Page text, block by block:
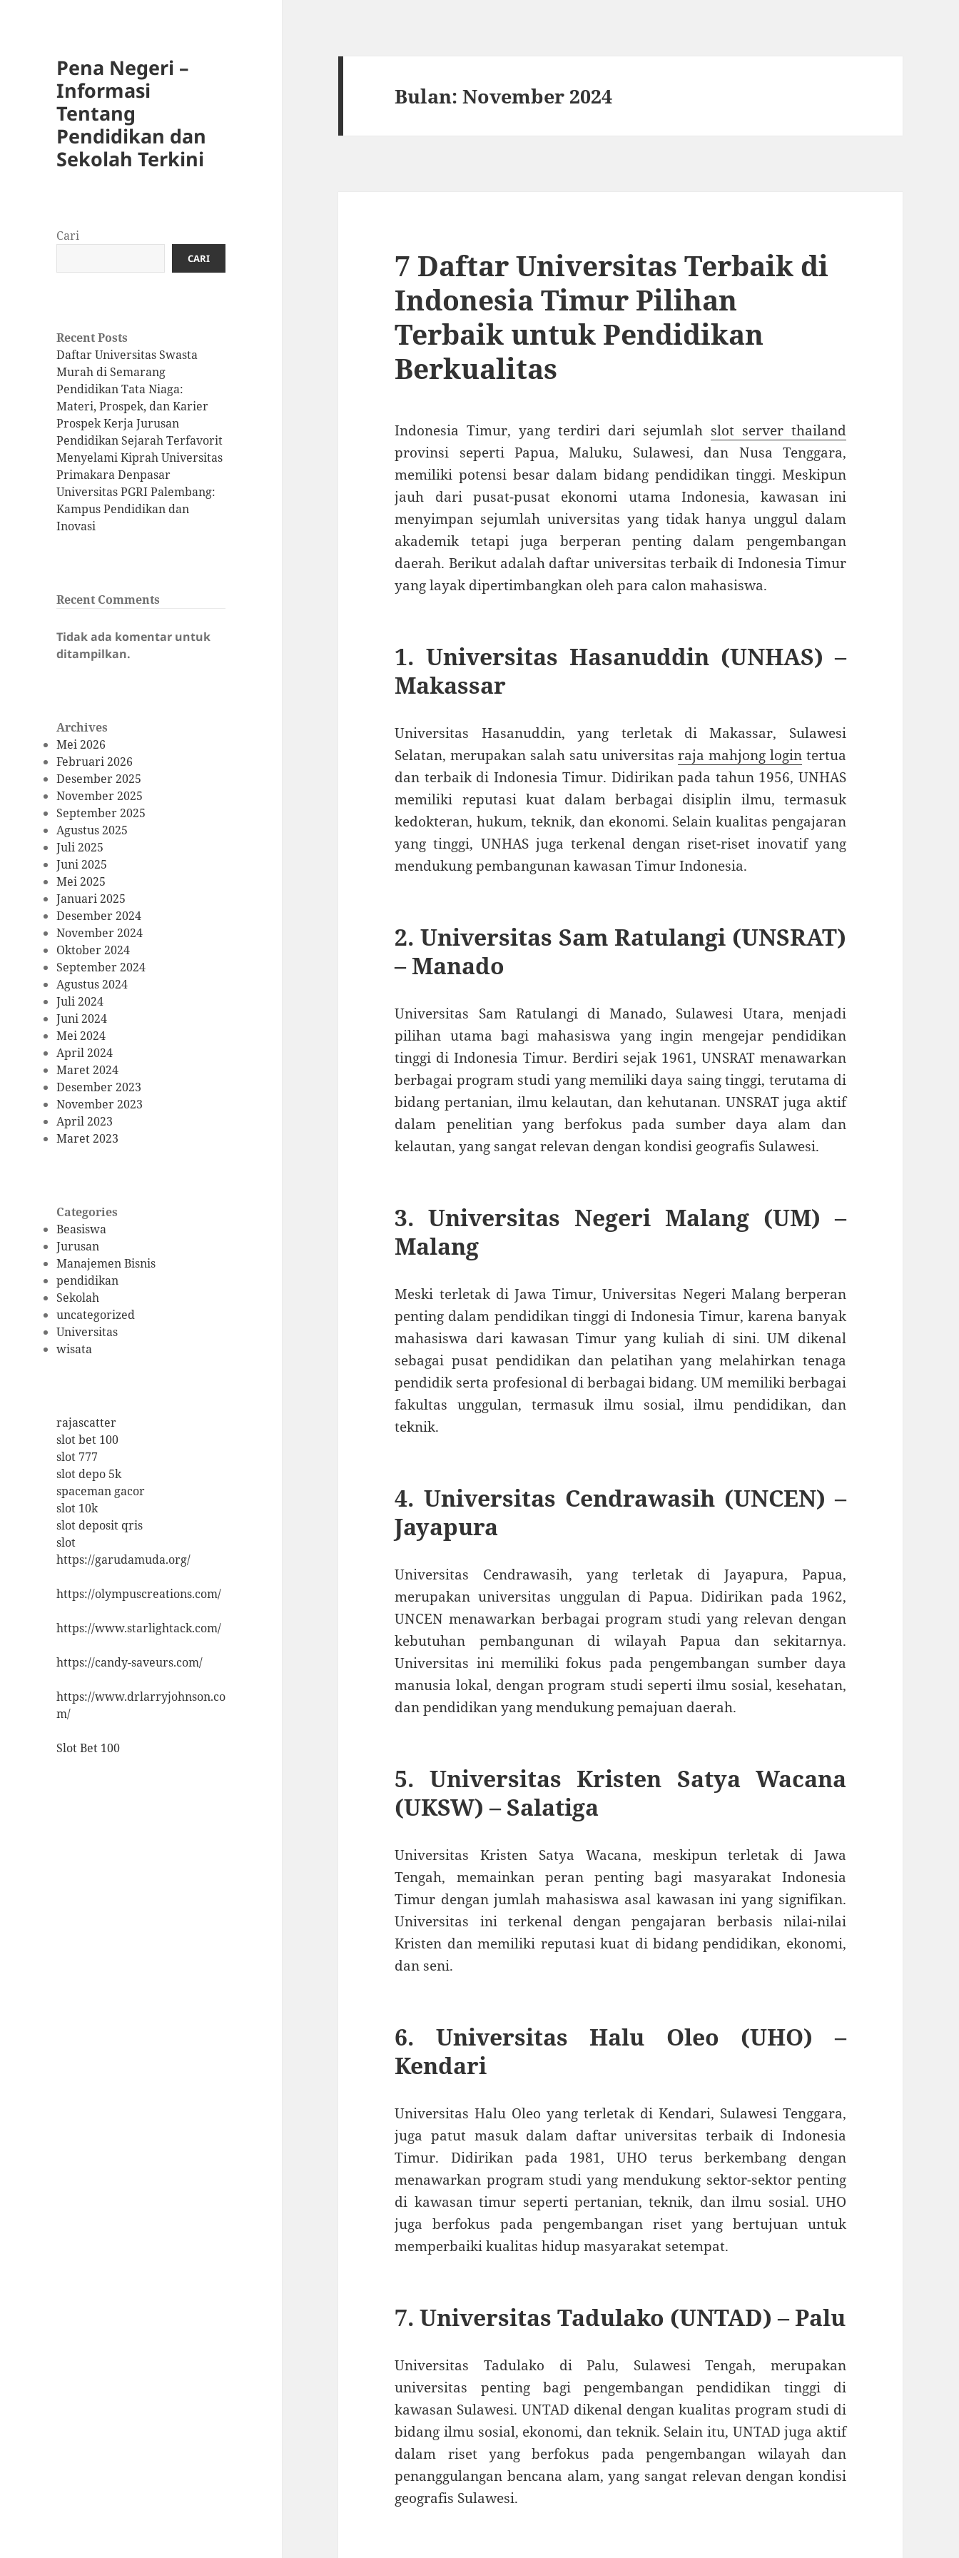
Pena Negeri –
Informasi
Tentang
Pendidikan dan
Sekolah Terkini
Cari
CARI
Recent Posts
Daftar Universitas Swasta
Murah di Semarang
Pendidikan Tata Niaga:
Materi, Prospek, dan Karier
Prospek Kerja Jurusan
Pendidikan Sejarah Terfavorit
Menyelami Kiprah Universitas
Primakara Denpasar
Universitas PGRI Palembang:
Kampus Pendidikan dan
Inovasi
Recent Comments
Tidak ada komentar untuk
ditampilkan.
Archives
Mei 2026
Februari 2026
Desember 2025
November 2025
September 2025
Agustus 2025
Juli 2025
Juni 2025
Mei 2025
Januari 2025
Desember 2024
November 2024
Oktober 2024
September 2024
Agustus 2024
Juli 2024
Juni 2024
Mei 2024
April 2024
Maret 2024
Desember 2023
November 2023
April 2023
Maret 2023
Categories
Beasiswa
Jurusan
Manajemen Bisnis
pendidikan
Sekolah
uncategorized
Universitas
wisata
rajascatter
slot bet 100
slot 777
slot depo 5k
spaceman gacor
slot 10k
slot deposit qris
slot
https://garudamuda.org/
https://olympuscreations.com/
https://www.starlightack.com/
https://candy-saveurs.com/
https://www.drlarryjohnson.co
m/
Slot Bet 100
Bulan:November 2024
7 Daftar Universitas Terbaik di
Indonesia Timur Pilihan
Terbaik untuk Pendidikan
Berkualitas
Indonesia Timur, yang terdiri dari sejumlah slot server thailand
provinsi seperti Papua, Maluku, Sulawesi, dan Nusa Tenggara,
memiliki potensi besar dalam bidang pendidikan tinggi. Meskipun
jauh dari pusat-pusat ekonomi utama Indonesia, kawasan ini
menyimpan sejumlah universitas yang tidak hanya unggul dalam
akademik tetapi juga berperan penting dalam pengembangan
daerah. Berikut adalah daftar universitas terbaik di Indonesia Timur
yang layak dipertimbangkan oleh para calon mahasiswa.
1. Universitas Hasanuddin (UNHAS) –
Makassar
Universitas Hasanuddin, yang terletak di Makassar, Sulawesi
Selatan, merupakan salah satu universitasraja mahjong login tertua
dan terbaik di Indonesia Timur. Didirikan pada tahun 1956, UNHAS
memiliki reputasi kuat dalam berbagai disiplin ilmu, termasuk
kedokteran, hukum, teknik, dan ekonomi. Selain kualitas pengajaran
yang tinggi, UNHAS juga terkenal dengan riset-riset inovatif yang
mendukung pembangunan kawasan Timur Indonesia.
2.Universitas Sam Ratulangi (UNSRAT)
– Manado
Universitas Sam Ratulangi di Manado, Sulawesi Utara, menjadi
pilihan utama bagi mahasiswa yang ingin mengejar pendidikan
tinggi di Indonesia Timur. Berdiri sejak 1961, UNSRAT menawarkan
berbagai program studi yang memiliki daya saing tinggi, terutama di
bidang pertanian, ilmu kelautan, dan kehutanan. UNSRAT juga aktif
dalam penelitian yang berfokus pada sumber daya alam dan
kelautan, yang sangat relevan dengan kondisi geografis Sulawesi.
3.Universitas Negeri Malang (UM) –
Malang
Meski terletak di Jawa Timur, Universitas Negeri Malang berperan
penting dalam pendidikan tinggi di Indonesia Timur, karena banyak
mahasiswa dari kawasan Timur yang kuliah di sini. UM dikenal
sebagai pusat pendidikan dan pelatihan yang melahirkan tenaga
pendidik serta profesional di berbagai bidang. UM memiliki berbagai
fakultas unggulan, termasuk ilmu sosial, ilmu pendidikan, dan
teknik.
4. Universitas Cendrawasih (UNCEN) –
Jayapura
Universitas Cendrawasih, yang terletak di Jayapura, Papua,
merupakan universitas unggulan di Papua. Didirikan pada 1962,
UNCEN menawarkan berbagai program studi yang relevan dengan
kebutuhan pembangunan di wilayah Papua dan sekitarnya.
Universitas ini memiliki fokus pada pengembangan sumber daya
manusia lokal, dengan program studi seperti ilmu sosial, kesehatan,
dan pendidikan yang mendukung pemajuan daerah.
5. Universitas Kristen Satya Wacana
(UKSW) – Salatiga
Universitas Kristen Satya Wacana, meskipun terletak di Jawa
Tengah, memainkan peran penting bagi masyarakat Indonesia
Timur dengan jumlah mahasiswa asal kawasan ini yang signifikan.
Universitas ini terkenal dengan pengajaran berbasis nilai-nilai
Kristen dan memiliki reputasi kuat di bidang pendidikan, ekonomi,
dan seni.
6. Universitas Halu Oleo (UHO) –
Kendari
Universitas Halu Oleo yang terletak di Kendari, Sulawesi Tenggara,
juga patut masuk dalam daftar universitas terbaik di Indonesia
Timur. Didirikan pada 1981, UHO terus berkembang dengan
menawarkan program studi yang mendukung sektor-sektor penting
di kawasan timur seperti pertanian, teknik, dan ilmu sosial. UHO
juga berfokus pada pengembangan riset yang bertujuan untuk
memperbaiki kualitas hidup masyarakat setempat.
7.Universitas Tadulako (UNTAD) – Palu
Universitas Tadulako di Palu, Sulawesi Tengah, merupakan
universitas penting bagi pengembangan pendidikan tinggi di
kawasan Sulawesi. UNTAD dikenal dengan kualitas program studi di
bidang ilmu sosial, ekonomi, dan teknik. Selain itu, UNTAD juga aktif
dalam riset yang berfokus pada pengembangan wilayah dan
penanggulangan bencana alam, yang sangat relevan dengan kondisi
geografis Sulawesi.